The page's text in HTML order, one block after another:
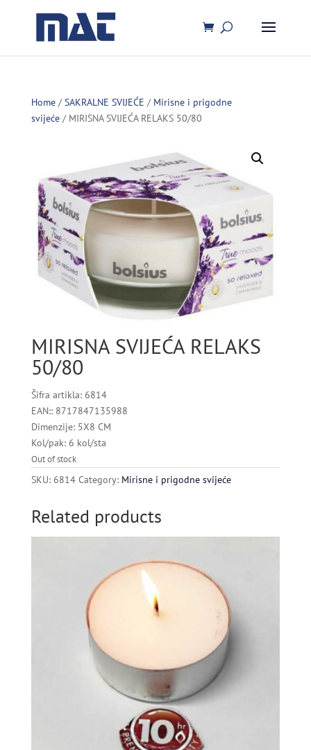
Home/SAKRALNE SVIJEĆE / Mirisne i prigodne
svijeće/ MIRISNA SVIJEĆA RELAKS 50/80
MIRISNA SVIJEĆA RELAKS
50/80
Šifra artikla: 6814
EAN:: 8717847135988
Dimenzije: 5X8 CM
Kol/pak: 6 kol/sta
Out of stock
SKU: 6814 Category: Mirisne i prigodne svijeće
Related products